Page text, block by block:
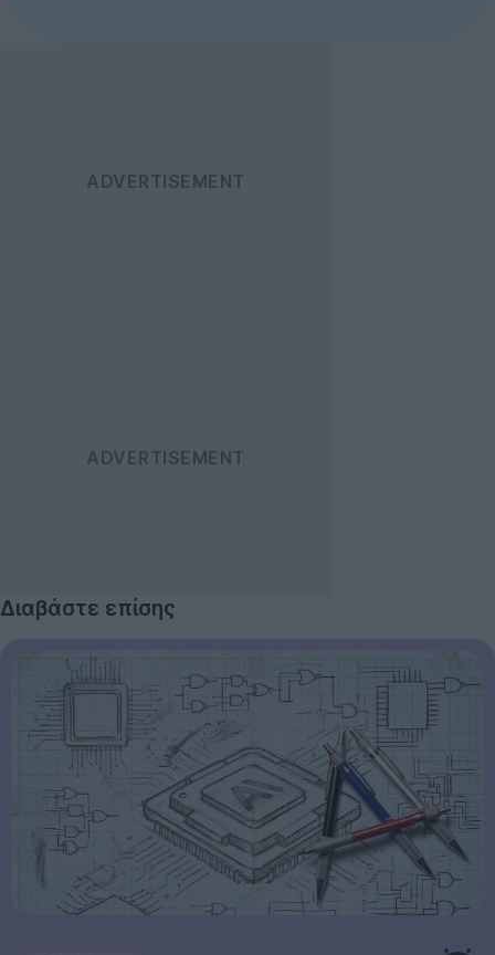
Διαβάστε επίσης